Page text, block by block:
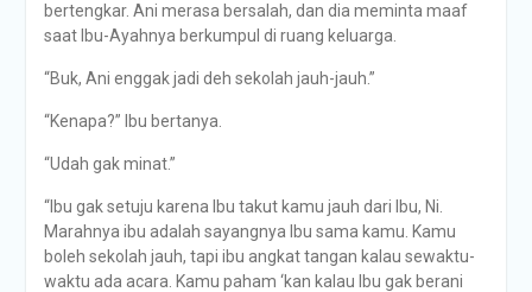
bertengkar. Ani merasa bersalah, dan dia meminta maaf
saat Ibu-Ayahnya berkumpul di ruang keluarga.
“Buk, Ani enggak jadi deh sekolah jauh-jauh.”
“Kenapa?” Ibu bertanya.
“Udah gak minat.”
“Ibu gak setuju karena Ibu takut kamu jauh dari Ibu, Ni.
Marahnya ibu adalah sayangnya Ibu sama kamu. Kamu
boleh sekolah jauh, tapi ibu angkat tangan kalau sewaktu-
waktu ada acara. Kamu paham ‘kan kalau Ibu gak berani